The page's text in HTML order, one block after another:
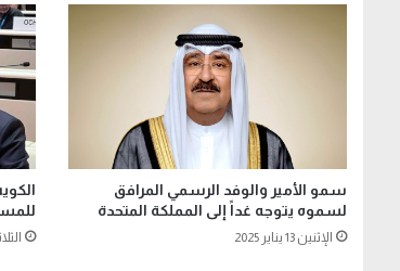
سمو الأمير والوفد الرسمي المرافق
لسموه يتوجه غداً إلى المملكة المتحدة
الإثنين 13 يناير 2025 الثلاثاء 25